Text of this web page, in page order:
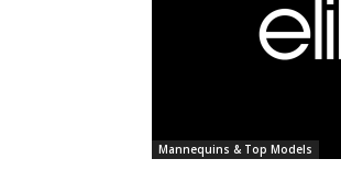
Mannequins & Top Models